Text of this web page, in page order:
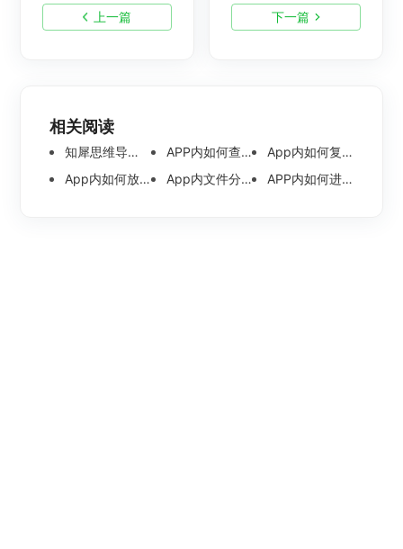
上一篇 下一篇
相关阅读
知犀思维导图APP使用教程 APP内如何查看分享文件？
App内如何复制文件？
App内如何放大查看插入的图片？
App内文件分享的密码是什么？ APP内如何进行搜索？